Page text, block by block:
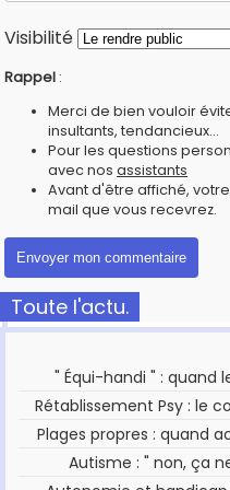
Visibilité
Rappel :
Merci de bien vouloir
insultants, tendancieux...
Pour les questions
avec nos assistants
Avant d'être affiché,
mail que vous recevrez.
Toute l'actu.
" Équi-handi " : quand
Rétablissement Psy : le
Plages propres : quand
Autisme : " non, ça